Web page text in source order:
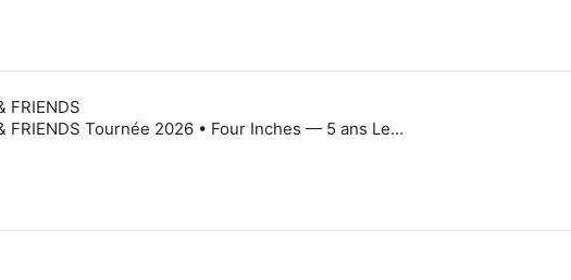
FRIENDS
FRIENDS Tournée 2026 • Four Inches — 5 ans Le...